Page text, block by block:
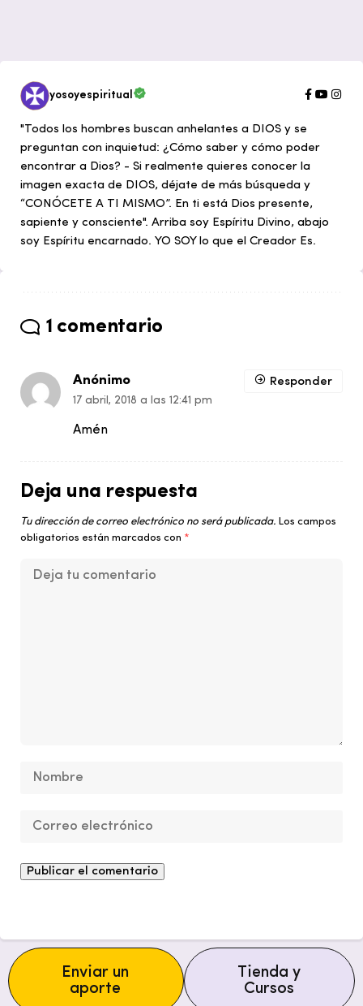
yosoyespiritual
"Todos los hombres buscan anhelantes a DIOS y se
preguntan con inquietud: ¿Cómo saber y cómo poder
encontrar a Dios? - Si realmente quieres conocer la
imagen exacta de DIOS, déjate de más búsqueda y
“CONÓCETE A TI MISMO”. En ti está Dios presente,
sapiente y consciente". Arriba soy Espíritu Divino, abajo
soy Espíritu encarnado. YO SOY lo que el Creador Es.
1 comentario
Anónimo
17 abril, 2018 a las 12:41 pm
Amén
Responder
Deja una respuesta
Tu dirección de correo electrónico no será publicada. Los campos
obligatorios están marcados con *
Enviar un
aporte
Tienda y
Cursos